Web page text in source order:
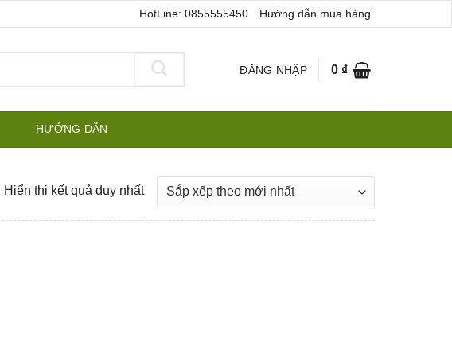
HotLine: 0855555450 Hướng dẫn mua hàng
ĐĂNG NHẬP 0 ₫
HƯỚNG DẪN
Hiển thị kết quả duy nhất